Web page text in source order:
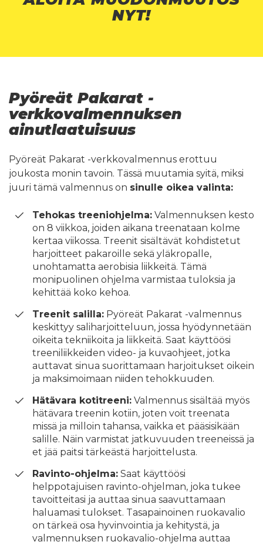
NYT!
Pyöreät Pakarat -
verkkovalmennuksen
ainutlaatuisuus
Pyöreät Pakarat -verkkovalmennus erottuu
joukosta monin tavoin. Tässä muutamia syitä, miksi
juuri tämä valmennus on sinulle oikea valinta:
Tehokas treeniohjelma: Valmennuksen kesto
on 8 viikkoa, joiden aikana treenataan kolme
kertaa viikossa. Treenit sisältävät kohdistetut
harjoitteet pakaroille sekä yläkropalle,
unohtamatta aerobisia liikkeitä. Tämä
monipuolinen ohjelma varmistaa tuloksia ja
kehittää koko kehoa.
Treenit salilla: Pyöreät Pakarat -valmennus
keskittyy saliharjoitteluun, jossa hyödynnetään
oikeita tekniikoita ja liikkeitä. Saat käyttöösi
treeniliikkeiden video- ja kuvaohjeet, jotka
auttavat sinua suorittamaan harjoitukset oikein
ja maksimoimaan niiden tehokkuuden.
Hätävara kotitreeni: Valmennus sisältää myös
hätävara treenin kotiin, joten voit treenata
missä ja milloin tahansa, vaikka et pääsisikään
salille. Näin varmistat jatkuvuuden treeneissä ja
et jää paitsi tärkeästä harjoittelusta.
Ravinto-ohjelma: Saat käyttöösi
helppotajuisen ravinto-ohjelman, joka tukee
tavoitteitasi ja auttaa sinua saavuttamaan
haluamasi tulokset. Tasapainoinen ruokavalio
on tärkeä osa hyvinvointia ja kehitystä, ja
valmennuksen ruokavalio-ohjelma auttaa